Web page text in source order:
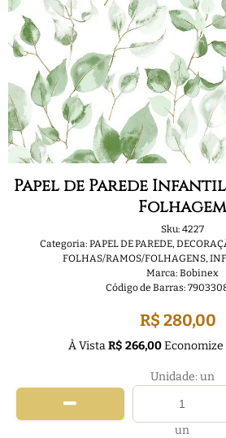
Papel de Parede Infantil
Folhagem
Sku: 4227
Categoria: PAPEL DE PAREDE,
FOLHAS/RAMOS/FOLHAGENS,
Marca: Bobinex
Código de Barras:
R$ 280,00
À VistaR$ 266,00Economize
Unidade: un
un